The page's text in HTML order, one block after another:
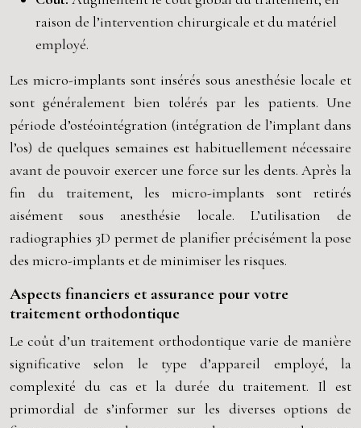
raison de l’intervention chirurgicale et du matériel
employé.
Les micro-implants sont insérés sous anesthésie locale et
sont généralement bien tolérés par les patients. Une
période d’ostéointégration (intégration de l’implant dans
l’os) de quelques semaines est habituellement nécessaire
avant de pouvoir exercer une force sur les dents. Après la
fin du traitement, les micro-implants sont retirés
aisément sous anesthésie locale. L’utilisation de
radiographies 3D permet de planifier précisément la pose
des micro-implants et de minimiser les risques.
Aspects financiers et assurance pour votre
traitement orthodontique
Le coût d’un traitement orthodontique varie de manière
significative selon le type d’appareil employé, la
complexité du cas et la durée du traitement. Il est
primordial de s’informer sur les diverses options de